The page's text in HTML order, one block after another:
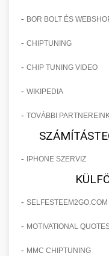
- BOR BOLT ÉS
- CHIPTUNING
- CHIP TUNING VIDEO
- WIKIPEDIA
- TOVÁBBI
- IPHONE SZERVIZ
- SELFESTEEM2GO.COM
- MOTIVATIONAL
- MMC CHIPTUNING